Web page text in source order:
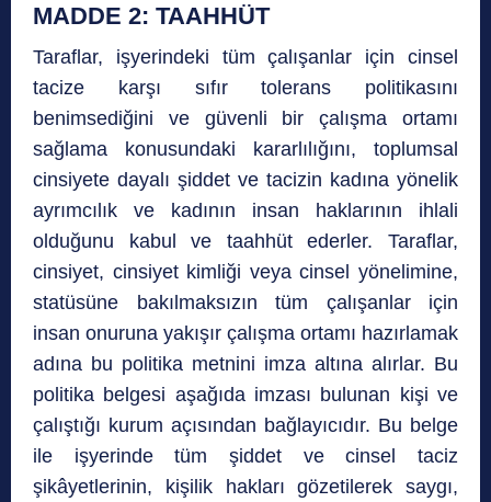
MADDE 2: TAAHHÜT
Taraflar, işyerindeki tüm çalışanlar için cinsel
tacize karşı sıfır tolerans politikasını
benimsediğini ve güvenli bir çalışma ortamı
sağlama konusundaki kararlılığını, toplumsal
cinsiyete dayalı şiddet ve tacizin kadına yönelik
ayrımcılık ve kadının insan haklarının ihlali
olduğunu kabul ve taahhüt ederler. Taraflar,
cinsiyet, cinsiyet kimliği veya cinsel yönelimine,
statüsüne bakılmaksızın tüm çalışanlar için
insan onuruna yakışır çalışma ortamı hazırlamak
adına bu politika metnini imza altına alırlar. Bu
politika belgesi aşağıda imzası bulunan kişi ve
çalıştığı kurum açısından bağlayıcıdır. Bu belge
ile işyerinde tüm şiddet ve cinsel taciz
şikâyetlerinin, kişilik hakları gözetilerek saygı,